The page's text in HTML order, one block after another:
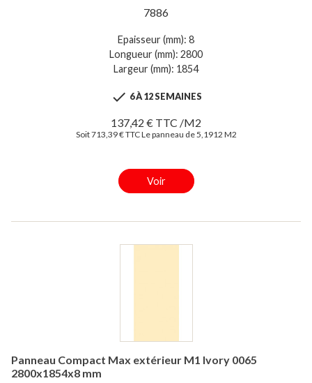
7886
Epaisseur (mm): 8
Longueur (mm): 2800
Largeur (mm): 1854
 6 À 12 SEMAINES
137,42 € TTC /M2
Soit 713,39 € TTC Le panneau de 5,1912 M2
Voir
Panneau Compact Max extérieur M1 Ivory 0065
2800x1854x8 mm